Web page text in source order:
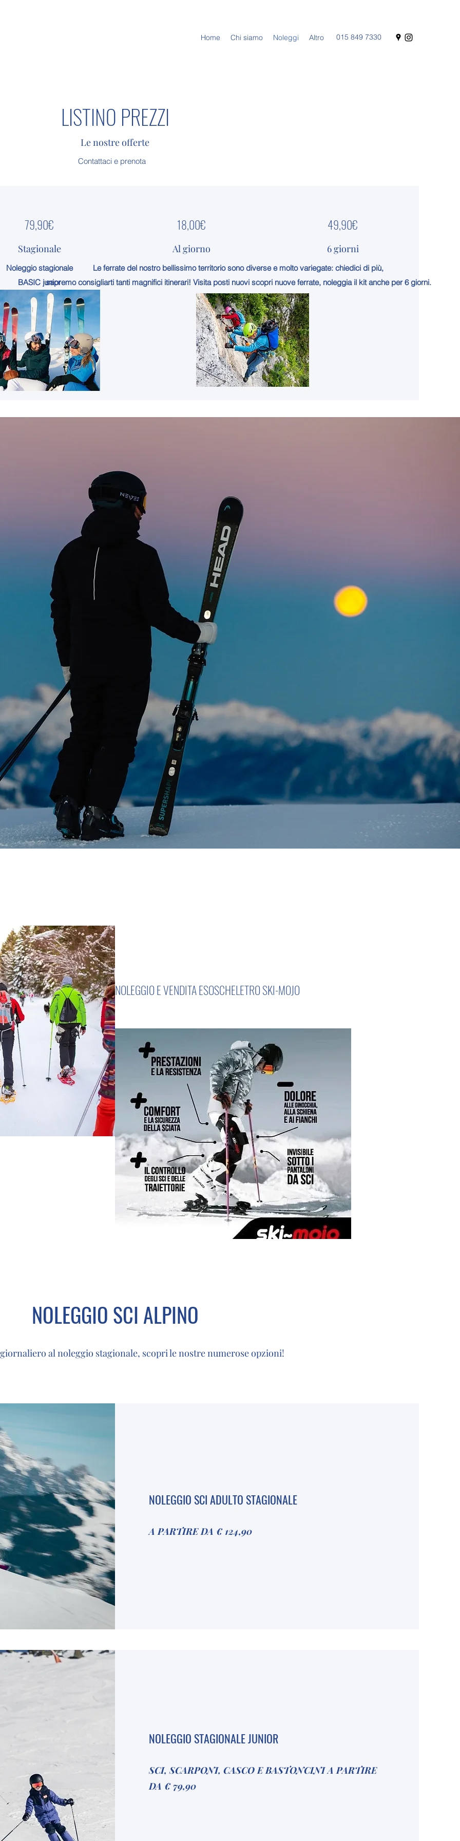
Home Chi siamo Noleggi Altro 015 849 7330
LISTINO PREZZI
Le nostre offerte
Contattaci e prenota
79,90€
Stagionale
Noleggio stagionale
BASIC junior
18,00€
Al giorno
49,90€
6 giorni
Le ferrate del nostro bellissimo territorio sono diverse e molto variegate: chiedici di più,
sapremo consigliarti tanti magnifici itinerari! Visita posti nuovi scopri nuove ferrate, noleggia il kit anche per 6 giorni.
NOLEGGIO E VENDITA ESOSCHELETRO SKI-MOJO
NOLEGGIO SCI ALPINO
al noleggio stagionale, scopri le nostre numerose opzioni!
NOLEGGIO SCI ADULTO STAGIONALE
A PARTIRE DA € 124,90
NOLEGGIO STAGIONALE JUNIOR
SCI, SCARPONI, CASCO E BASTONCINI A PARTIRE
DA € 79,90